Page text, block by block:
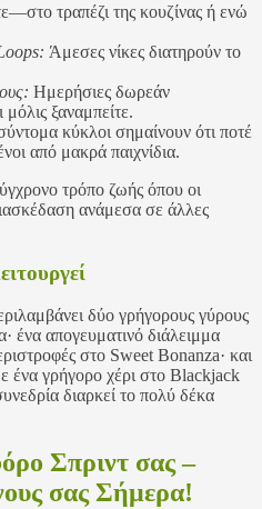
τραπέζι της κουζίνας ή ενώ
Άμεσες νίκες διατηρούν το
Ημερήσιες δωρεάν
μόλις ξαναμπείτε.
κύκλοι σημαίνουν ότι ποτέ
από μακρά παιχνίδια.
τρόπο ζωής όπου οι
ανάμεσα σε άλλες
δύο γρήγορους γύρους
ένα απογευματινό διάλειμμα
στο Sweet Bonanza· και
ένα γρήγορο χέρι στο Blackjack
διαρκεί το πολύ δέκα
Σπριντ σας –
σας Σήμερα!